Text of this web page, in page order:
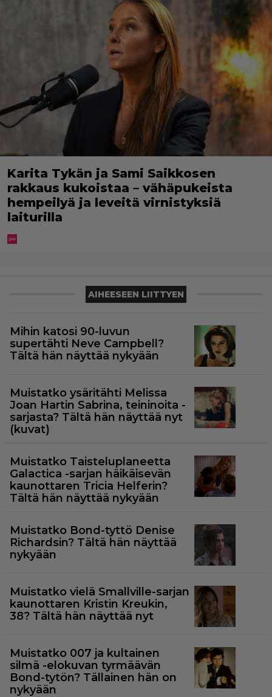
Karita Tykän ja Sami Saikkosen
rakkaus kukoistaa – vähäpukeista
hempeilyä ja leveitä virnistyksiä
laiturilla
AIHEESEEN LIITTYEN
Mihin katosi 90-luvun
supertähti Neve Campbell?
Tältä hän näyttää nykyään
Muistatko ysäritähti Melissa
Joan Hartin Sabrina, teininoita -
sarjasta? Tältä hän näyttää nyt
(kuvat)
Muistatko Taisteluplaneetta
Galactica -sarjan häikäisevän
kaunottaren Tricia Helferin?
Tältä hän näyttää nykyään
Muistatko Bond-tyttö Denise
Richardsin? Tältä hän näyttää
nykyään
Muistatko vielä Smallville-sarjan
kaunottaren Kristin Kreukin,
38? Tältä hän näyttää nyt
Muistatko 007 ja kultainen
silmä -elokuvan tyrmäävän
Bond-tytön? Tällainen hän on
nykyään